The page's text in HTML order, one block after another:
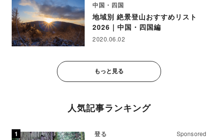
中国・四国
地域別 絶景登山おすすめリスト
2026｜中国・四国編
2020.06.02
もっと見る
人気記事ランキング
登る Sponsored